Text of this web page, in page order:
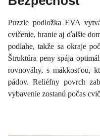
Puzzle podložka EVA
cvičenie, hranie aj ďalšie
podlahe, takže sa okraje
Štruktúra peny spája
rovnováhy, s mäkkosťou,
pádov. Reliéfny povrch
vybavenie zostanú počas